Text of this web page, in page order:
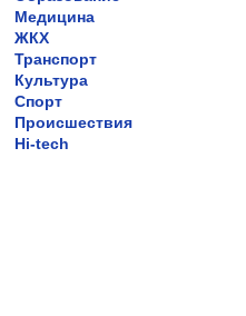
Медицина
ЖКХ
Транспорт
Культура
Спорт
Происшествия
Hi-tech